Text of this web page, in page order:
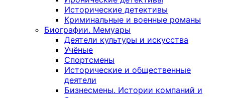
Исторические детективы
Криминальные и военные романы
Биографии. Мемуары
Деятели культуры и искусства
Учёные
Спортсмены
Исторические и общественные
деятели
Бизнесмены. Истории компаний и